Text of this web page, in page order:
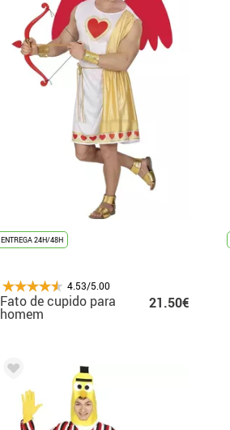
ENTREGA 24H/48H
4.53/5.00
Fato de cupido para
homem
21.50€